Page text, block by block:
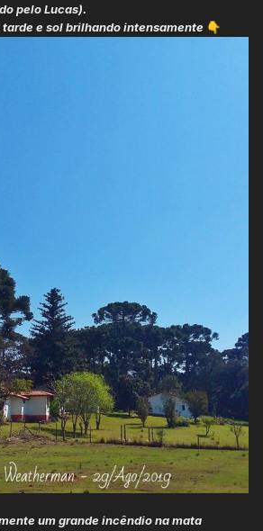
pelo Lucas).
e sol brilhando intensamente 👇
um grande incêndio na mata